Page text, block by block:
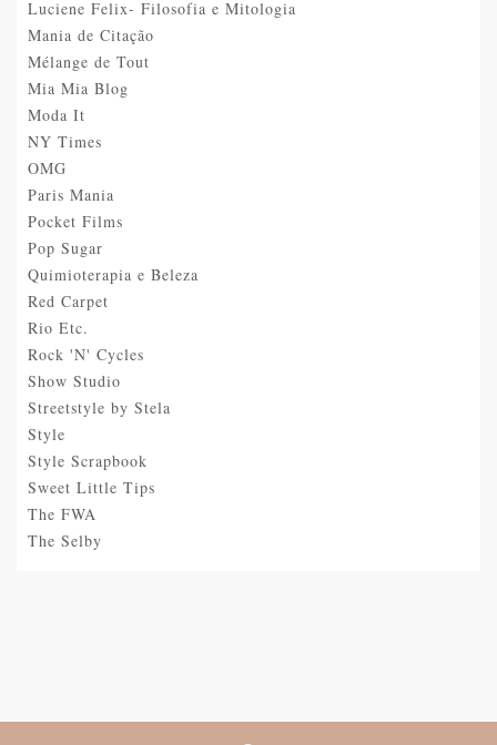
Luciene Felix- Filosofia e Mitologia
Mania de Citação
Mélange de Tout
Mia Mia Blog
Moda It
NY Times
OMG
Paris Mania
Pocket Films
Pop Sugar
Quimioterapia e Beleza
Red Carpet
Rio Etc.
Rock 'N' Cycles
Show Studio
Streetstyle by Stela
Style
Style Scrapbook
Sweet Little Tips
The FWA
The Selby